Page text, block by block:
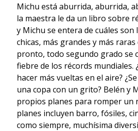
Michu está aburrida, aburrida,
la maestra le da un libro sobre
y Michu se entera de cuáles son
chicas, más grandes y más
pronto, todo segundo grado se
fiebre de los récords mundiales.
hacer más vueltas en el aire?
una copa con un grito? Belén y
propios planes para romper un
planes incluyen barro, fósiles,
como siempre, muchísima